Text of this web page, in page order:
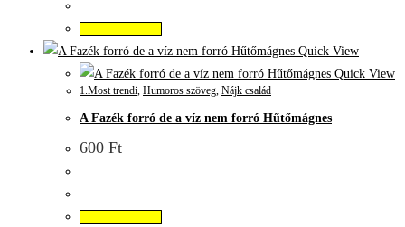
Quick View
Quick View
1.Most trendi, Humoros szöveg, Nájk család
A Fazék forró de a víz nem forró Hűtőmágnes
600 Ft